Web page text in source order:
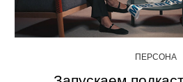
ПЕРСОНА